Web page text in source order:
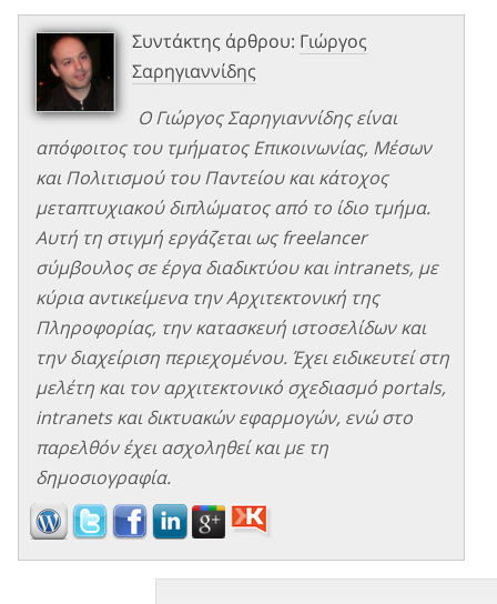
Συντάκτης άρθρου: Γιώργος
Σαρηγιαννίδης
Ο Γιώργος Σαρηγιαννίδης είναι
απόφοιτος του τμήματος Επικοινωνίας, Μέσων
και Πολιτισμού του Παντείου και κάτοχος
μεταπτυχιακού διπλώματος από το ίδιο τμήμα.
Αυτή τη στιγμή εργάζεται ως freelancer
σύμβουλος σε έργα διαδικτύου και intranets, με
κύρια αντικείμενα την Αρχιτεκτονική της
Πληροφορίας, την κατασκευή ιστοσελίδων και
την διαχείριση περιεχομένου. Έχει ειδικευτεί στη
μελέτη και τον αρχιτεκτονικό σχεδιασμό portals,
intranets και δικτυακών εφαρμογών, ενώ στο
παρελθόν έχει ασχοληθεί και με τη
δημοσιογραφία.